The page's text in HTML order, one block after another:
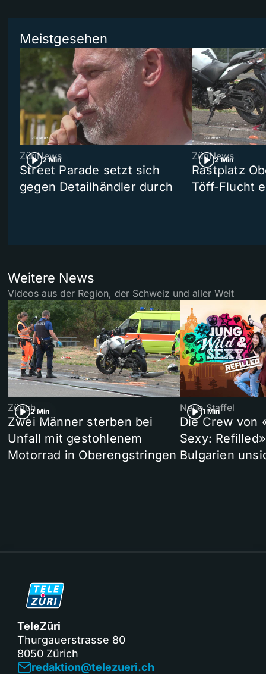
Meistgesehen
2 Min
ZüriNews
Street Parade setzt sich
gegen Detailhändler durch
2 Min
ZüriNews
Rastplatz
Töff-Flucht
Weitere News
Videos aus der Region, der Schweiz und aller Welt
2 Min
Zürich
Zwei Männer sterben bei
Unfall mit gestohlenem
Motorrad in Oberengstringen
1 Min
Neue Staffel
Die Crew von
Sexy:
Bulgarien
TeleZüri
Thurgauerstrasse 80
8050 Zürich
redaktion@telezueri.ch